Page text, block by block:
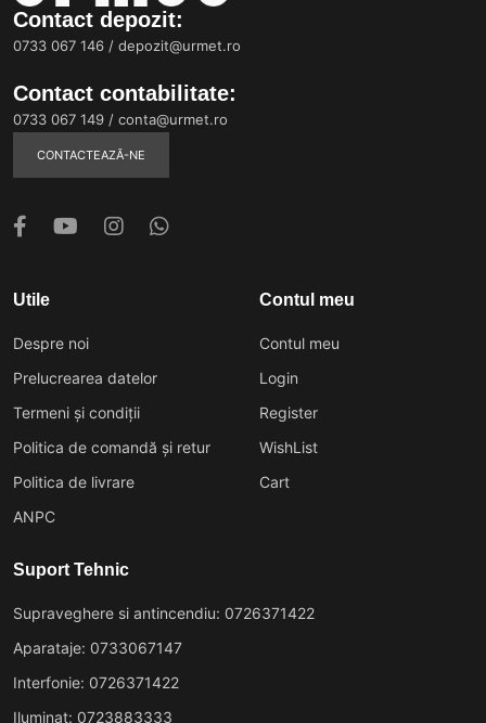
Contact depozit:
0733 067 146 / depozit@urmet.ro
Contact contabilitate:
0733 067 149 / conta@urmet.ro
CONTACTEAZĂ-NE
Utile
Despre noi
Prelucrearea datelor
Termeni și condiții
Politica de comandă și retur
Politica de livrare
ANPC
Contul meu
Contul meu
Login
Register
WishList
Cart
Suport Tehnic
Supraveghere si antincendiu: 0726371422
Aparataje: 0733067147
Interfonie: 0726371422
Iluminat: 0723883333